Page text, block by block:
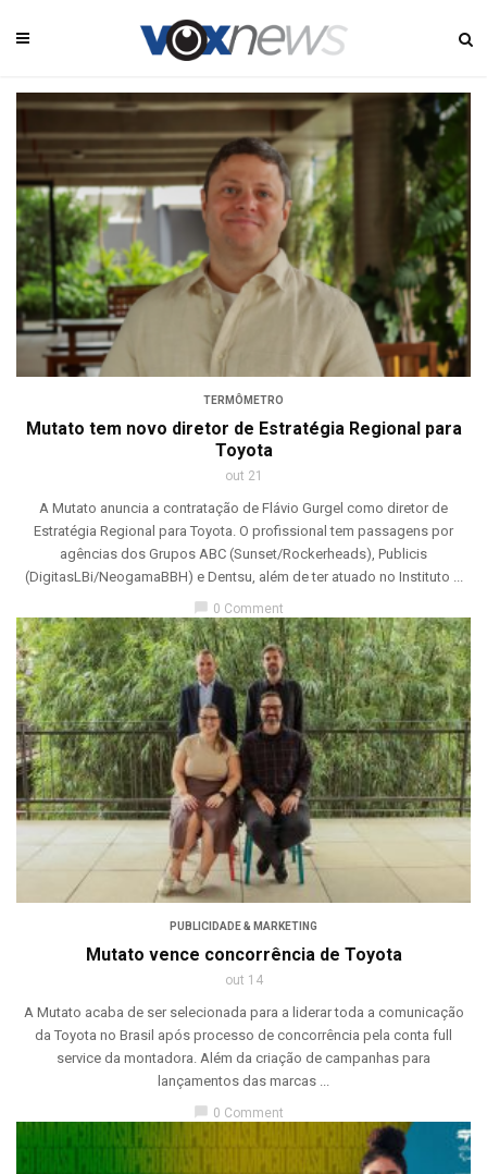
TERMÔMETRO
Mutato tem novo diretor de Estratégia Regional para
Toyota
out 21
A Mutato anuncia a contratação de Flávio Gurgel como diretor de
Estratégia Regional para Toyota. O profissional tem passagens por
agências dos Grupos ABC (Sunset/Rockerheads), Publicis
(DigitasLBi/NeogamaBBH) e Dentsu, além de ter atuado no Instituto ...
chat_bubble 0 Comment
PUBLICIDADE & MARKETING
Mutato vence concorrência de Toyota
out 14
A Mutato acaba de ser selecionada para a liderar toda a comunicação
da Toyota no Brasil após processo de concorrência pela conta full
service da montadora. Além da criação de campanhas para
lançamentos das marcas ...
0 Comment